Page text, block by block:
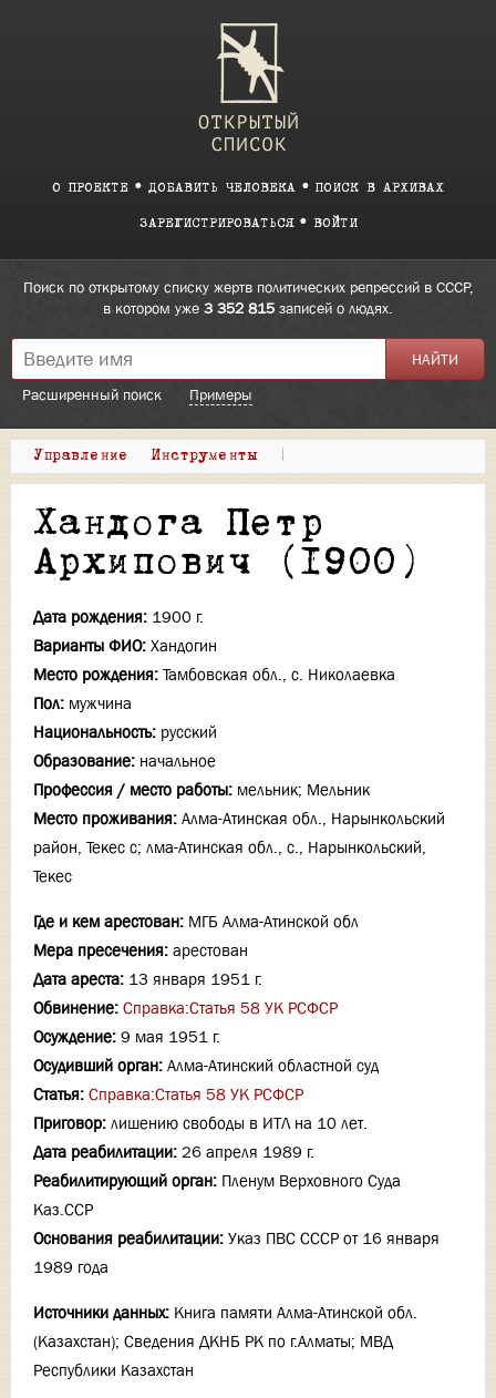
О ПРОЕКТЕ ДОБАВИТЬ ЧЕЛОВЕКА ПОИСК В АРХИВАХ
ЗАРЕГИСТРИРОВАТЬСЯ ВОЙТИ
Поиск по открытому списку жертв политических репрессий в СССР,
в котором уже 3 352 815 записей о людях.
Расширенный поиск Примеры
Управление Инструменты |
Хандога Петр
Архипович (1900)
Дата рождения: 1900 г.
Варианты ФИО: Хандогин
Место рождения: Тамбовская обл., с. Николаевка
Пол: мужчина
Национальность: русский
Образование: начальное
Профессия / место работы: мельник; Мельник
Место проживания: Алма-Атинская обл., Нарынкольский
район, Текес с; лма-Атинская обл., с., Нарынкольский,
Текес
Где и кем арестован: МГБ Алма-Атинской обл
Мера пресечения: арестован
Дата ареста: 13 января 1951 г.
Обвинение: Справка:Статья 58 УК РСФСР
Осуждение: 9 мая 1951 г.
Осудивший орган: Алма-Атинский областной суд
Статья: Справка:Статья 58 УК РСФСР
Приговор: лишению свободы в ИТЛ на 10 лет.
Дата реабилитации: 26 апреля 1989 г.
Реабилитирующий орган: Пленум Верховного Суда
Каз.ССР
Основания реабилитации: Указ ПВС СССР от 16 января
1989 года
Источники данных: Книга памяти Алма-Атинской обл.
(Казахстан); Сведения ДКНБ РК по г.Алматы; МВД
Республики Казахстан